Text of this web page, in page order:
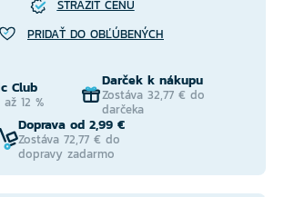
STRÁŽIŤ CENU
PRIDAŤ DO OBĽÚBENÝCH
Club
12 %
Darček k nákupu
Zostáva 32,77 € do
darčeka
Doprava od 2,99 €
Zostáva 72,77 € do
dopravy zadarmo